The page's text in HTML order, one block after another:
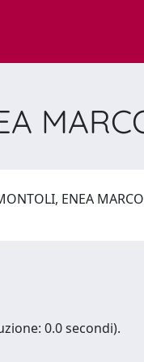
ENEA
0.0 secondi).